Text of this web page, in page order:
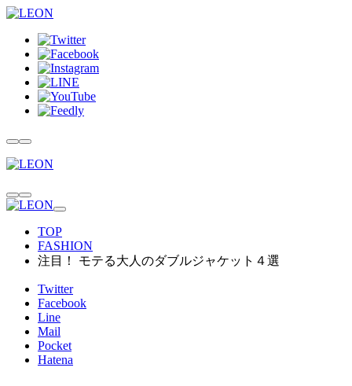
TOP
FASHION
注目！ モテる大人のダブルジャケット４選
Twitter
Facebook
Line
Mail
Pocket
Hatena